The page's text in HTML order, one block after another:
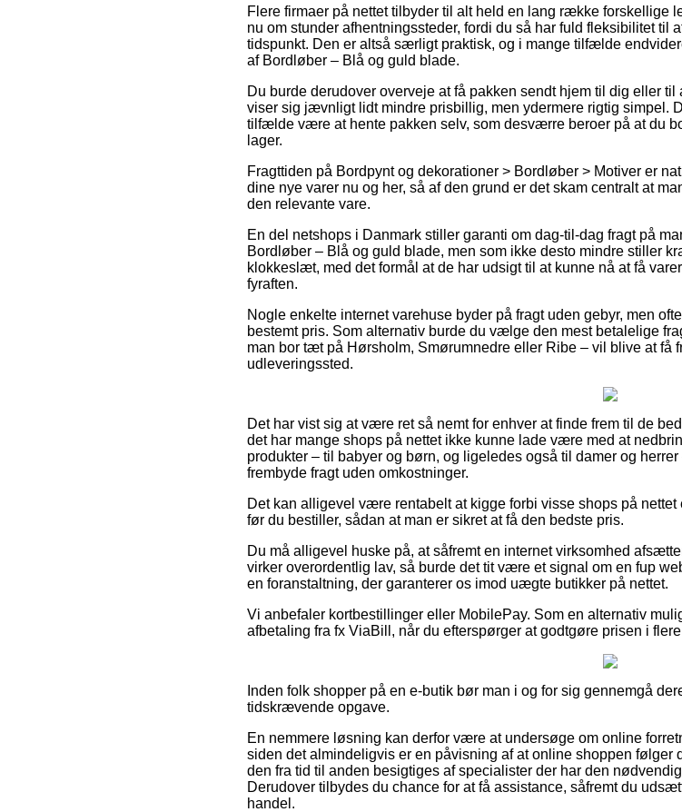
Flere firmaer på nettet tilbyder til alt held en lang række forskellige
nu om stunder afhentningssteder, fordi du så har fuld fleksibilitet til
tidspunkt. Den er altså særligt praktisk, og i mange tilfælde
af Bordløber – Blå og guld blade.
Du burde derudover overveje at få pakken sendt hjem til dig eller
viser sig jævnligt lidt mindre prisbillig, men ydermere rigtig simpel.
tilfælde være at hente pakken selv, som desværre beroer på at du
lager.
Fragttiden på Bordpynt og dekorationer > Bordløber > Motiver er
dine nye varer nu og her, så af den grund er det skam centralt at
den relevante vare.
En del netshops i Danmark stiller garanti om dag-til-dag fragt på
Bordløber – Blå og guld blade, men som ikke desto mindre stiller
klokkeslæt, med det formål at de har udsigt til at kunne nå at få
fyraften.
Nogle enkelte internet varehuse byder på fragt uden gebyr, men
bestemt pris. Som alternativ burde du vælge den mest betalelige
man bor tæt på Hørsholm, Smørumnedre eller Ribe – vil blive at få
udleveringssted.
Det har vist sig at være ret så nemt for enhver at finde frem til de
det har mange shops på nettet ikke kunne lade være med at
produkter – til babyer og børn, og ligeledes også til damer og
frembyde fragt uden omkostninger.
Det kan alligevel være rentabelt at kigge forbi visse shops på
før du bestiller, sådan at man er sikret at få den bedste pris.
Du må alligevel huske på, at såfremt en internet virksomhed
virker overordentlig lav, så burde det tit være et signal om en fup
en foranstaltning, der garanterer os imod uægte butikker på nettet.
Vi anbefaler kortbestillinger eller MobilePay. Som en alternativ
afbetaling fra fx ViaBill, når du efterspørger at godtgøre prisen i
Inden folk shopper på en e-butik bør man i og for sig gennemgå
tidskrævende opgave.
En nemmere løsning kan derfor være at undersøge om online
siden det almindeligvis er en påvisning af at online shoppen
den fra tid til anden besigtiges af specialister der har den
Derudover tilbydes du chance for at få assistance, såfremt du
handel.